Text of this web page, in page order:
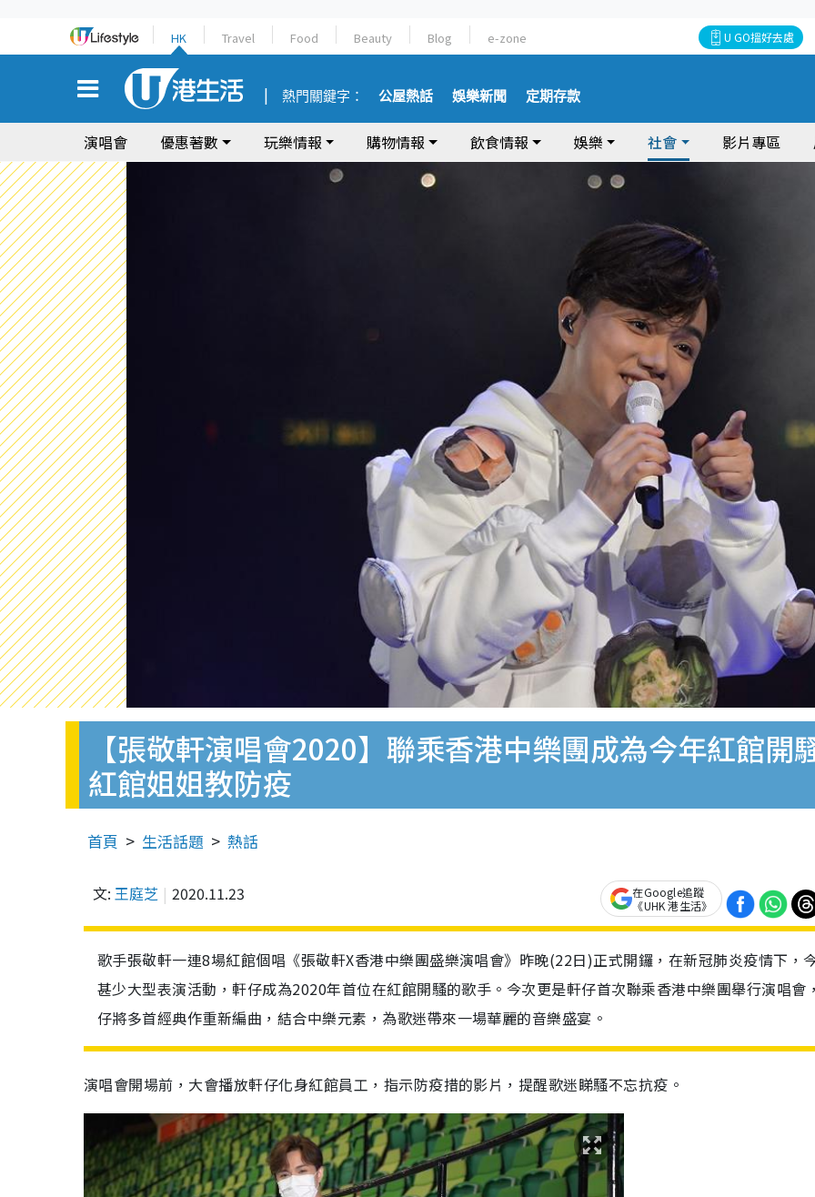
HK Travel Food Beauty Blog e-zone U GO搵好去處
熱門關鍵字： 公屋熱話 娛樂新聞 定期存款
演唱會 優惠著數 玩樂情報 購物情報 飲食情報 娛樂 社會 影片專區
【張敬軒演唱會2020】聯乘香港中樂團成為今年紅館開
紅館姐姐教防疫
首頁 生活話題 熱話
文: 王庭芝 2020.11.23
在Google追蹤
《UHK 港生活》
歌手張敬軒一連8場紅館個唱《張敬軒X香港中樂團盛樂演唱會》昨晚(22日)正式開鑼，在新冠肺炎疫情下，
甚少大型表演活動，軒仔成為2020年首位在紅館開騷的歌手。今次更是軒仔首次聯乘香港中樂團舉行演唱會
仔將多首經典作重新編曲，結合中樂元素，為歌迷帶來一場華麗的音樂盛宴。
演唱會開場前，大會播放軒仔化身紅館員工，指示防疫措的影片，提醒歌迷睇騷不忘抗疫。